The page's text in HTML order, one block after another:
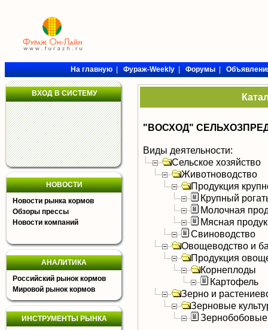
На главную|Фураж-Weekly|Форумы|
ВХОД В СИСТЕМУ
НОВОСТИ
Новости рынка кормов
Обзоры прессы
Новости компаний
АНАЛИТИКА
Российский рынок кормов
Мировой рынок кормов
ИНСТРУМЕНТЫ РЫНКА
"ВОСХОД"
Виды деятельности:
Сельское хозяйство
Животноводство
Продукция
Крупный
Молочная
Мясная
Свиноводство
Овощеводство и
Продукция
Корнеплоды
Картофель
Зерно и
Зерновые
Зернобобовые